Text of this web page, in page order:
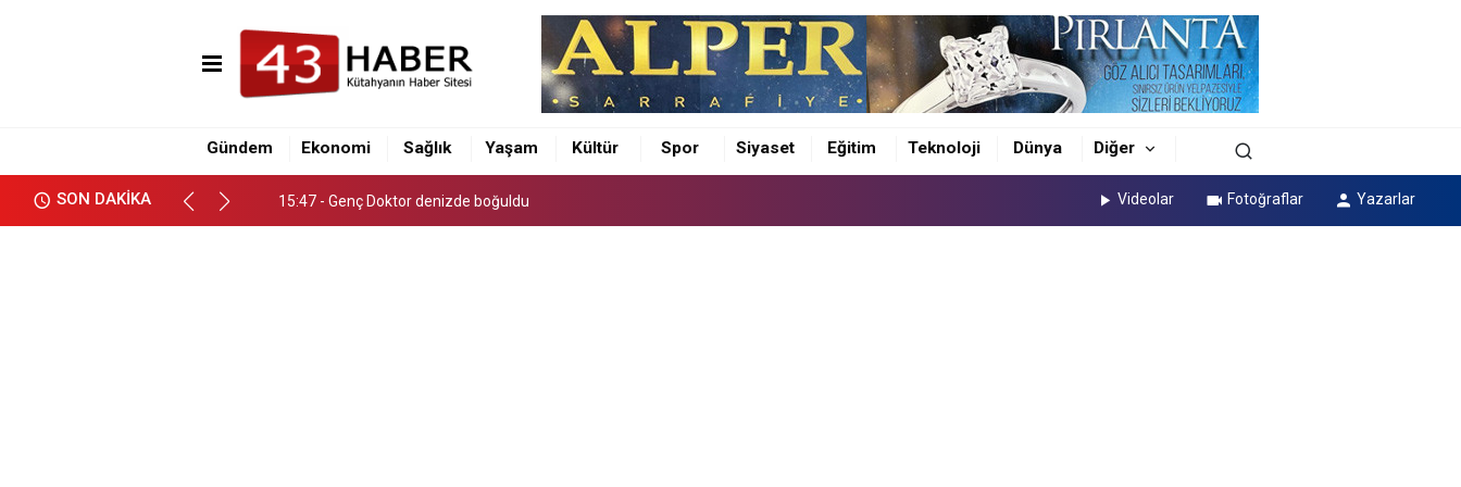
Gündem Ekonomi Sağlık Yaşam Kültür Spor Siyaset Eğitim Teknoloji Dünya Diğer
SON DAKİKA
15:47 - Genç Doktor denizde boğuldu
22:37 - Meşhur Tavşanlı leblebisi kutsal topraklarda
19:04 - Milletçe Referandum Bekliyoruz
15:47 - Genç Doktor denizde boğuldu Videolar Fotoğraflar Yazarlar